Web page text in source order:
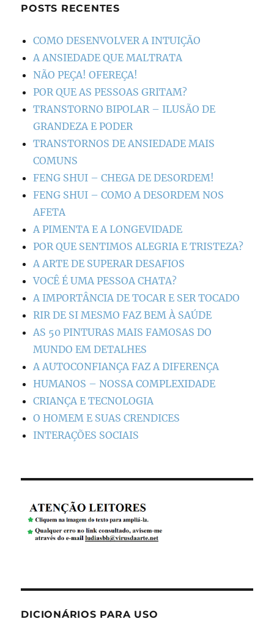
POSTS RECENTES
COMO DESENVOLVER A INTUIÇÃO
A ANSIEDADE QUE MALTRATA
NÃO PEÇA! OFEREÇA!
POR QUE AS PESSOAS GRITAM?
TRANSTORNO BIPOLAR – ILUSÃO DE
GRANDEZA E PODER
TRANSTORNOS DE ANSIEDADE MAIS
COMUNS
FENG SHUI – CHEGA DE DESORDEM!
FENG SHUI – COMO A DESORDEM NOS
AFETA
A PIMENTA E A LONGEVIDADE
POR QUE SENTIMOS ALEGRIA E TRISTEZA?
A ARTE DE SUPERAR DESAFIOS
VOCÊ É UMA PESSOA CHATA?
A IMPORTÂNCIA DE TOCAR E SER TOCADO
RIR DE SI MESMO FAZ BEM À SAÚDE
AS 50 PINTURAS MAIS FAMOSAS DO
MUNDO EM DETALHES
A AUTOCONFIANÇA FAZ A DIFERENÇA
HUMANOS – NOSSA COMPLEXIDADE
CRIANÇA E TECNOLOGIA
O HOMEM E SUAS CRENDICES
INTERAÇÕES SOCIAIS
DICIONÁRIOS PARA USO